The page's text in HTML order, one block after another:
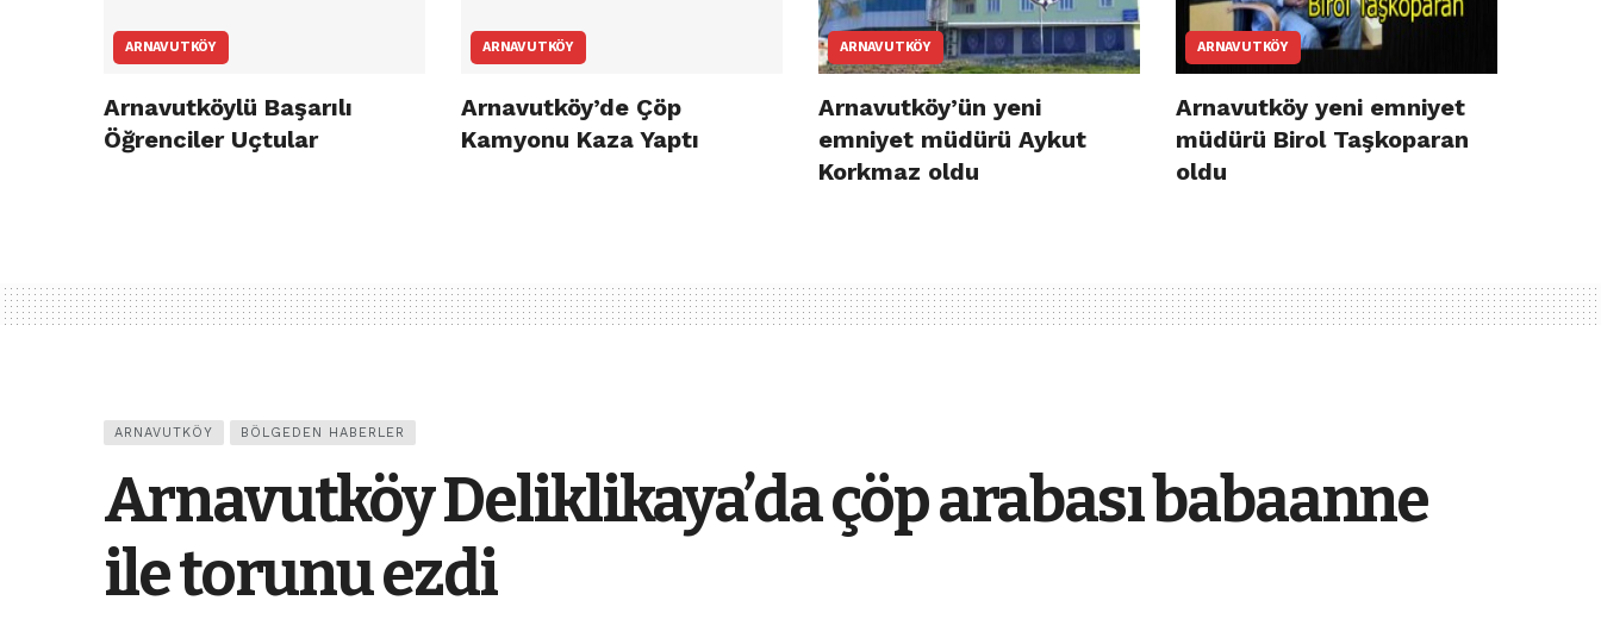
ARNAVUTKÖY
Arnavutköylü Başarılı
Öğrenciler Uçtular
ARNAVUTKÖY
Arnavutköy’de Çöp
Kamyonu Kaza Yaptı
ARNAVUTKÖY
Arnavutköy’ün yeni
emniyet müdürü Aykut
Korkmaz oldu
ARNAVUTKÖY
Arnavutköy yeni emniyet
müdürü Birol Taşkoparan
oldu
ARNAVUTKÖY BÖLGEDEN HABERLER
Arnavutköy Deliklikaya’da çöp arabası babaanne
ile torunu ezdi